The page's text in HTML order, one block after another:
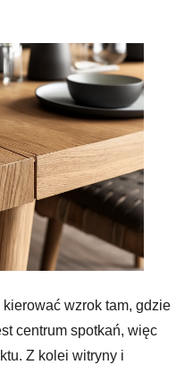
wzrok tam, gdzie
centrum spotkań, więc
Z kolei witryny i